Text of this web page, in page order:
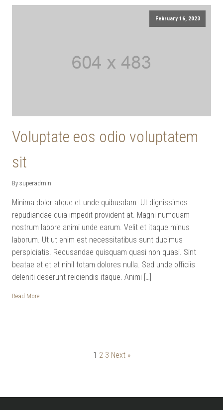
February 16, 2023
Voluptate eos odio voluptatem
sit
By superadmin
Minima dolor atque et unde quibusdam. Ut dignissimos
repudiandae quia impedit provident at. Magni numquam
nostrum labore animi unde earum. Velit et itaque minus
laborum. Ut ut enim est necessitatibus sunt ducimus
perspiciatis. Recusandae quisquam quasi non quasi. Sint
beatae et et et nihil totam dolores nulla. Sed unde officiis
deleniti deserunt reiciendis itaque. Animi […]
Read More
1 2 3 Next »